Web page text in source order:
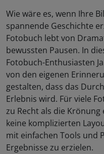
Wie wäre es, wenn Ihre
spannende Geschichte
Fotobuch lebt von
bewussten Pausen. In
Fotobuch-Enthusiasten
von den eigenen
gestalten, dass das
Erlebnis wird. Für viele
zu Recht als die
keine komplizierten
mit einfachen Tools und
Ergebnisse zu erzielen.